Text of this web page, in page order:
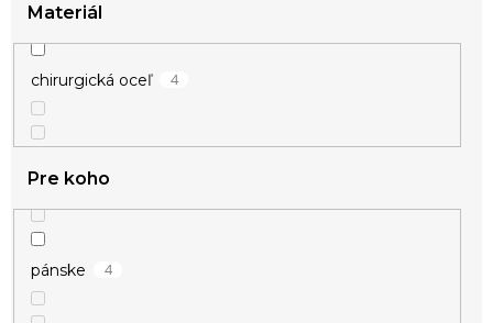
Materiál
chirurgická oceľ 4
Pre koho
pánske 4